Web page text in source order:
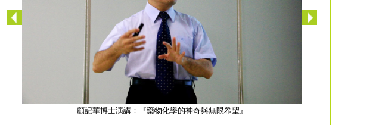
顧記華博士演講：『藥物化學的神奇與無限希望』